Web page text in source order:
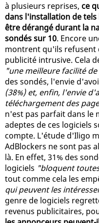
à plusieurs reprises, ce
dans l'installation de
être dérangé durant la
sondés sur 10. Encore
montrent qu'ils refusent
publicité intrusive. Cela
"une meilleure facilité
des sondés, l'envie
(38%) et, enfin, l'envie
téléchargement des
n'est pas parfait dans le
adeptes de ces logiciels
compte. L'étude d'Iligo
AdBlockers ne sont pas
là. En effet, 31% des
logiciels "bloquent
tout comme cela les
qui peuvent les
genre de logiciels
revenus publicitaires,